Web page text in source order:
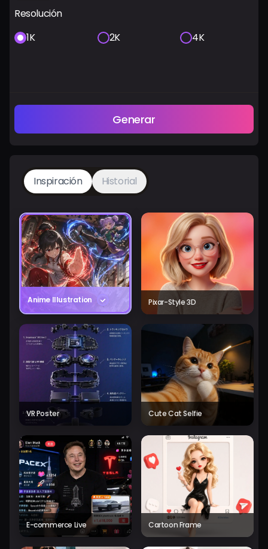
Resolución
1K
2K 4K
Generar
Inspiración Historial
Anime Illustration Pixar-Style 3D
VR Poster Cute Cat Selfie
E-commerce Live Cartoon Frame